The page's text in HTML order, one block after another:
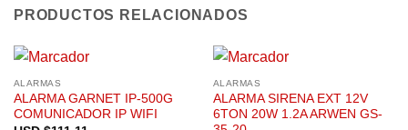
PRODUCTOS RELACIONADOS
ALARMAS
ALARMA GARNET IP-500G
COMUNICADOR IP WIFI
ALARMAS
ALARMA SIRENA EXT 12V
6TON 20W 1.2A ARWEN GS-